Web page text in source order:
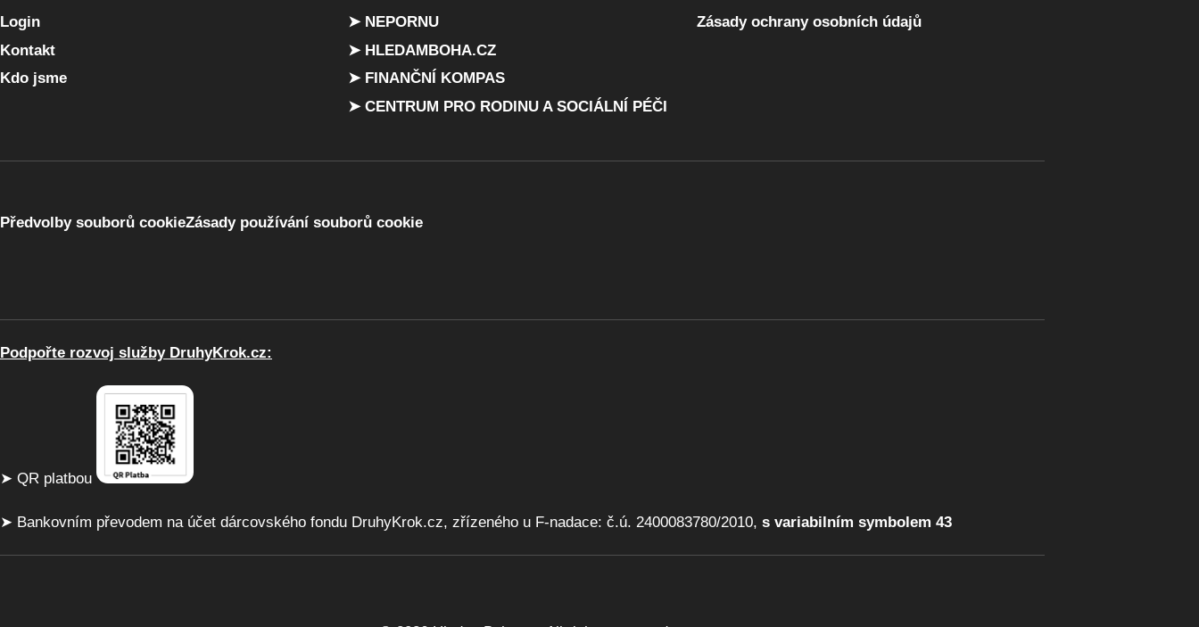
Login
Kontakt
Kdo jsme
➤ NEPORNU
➤ HLEDAMBOHA.CZ
➤ FINANČNÍ KOMPAS
➤ CENTRUM PRO RODINU A SOCIÁLNÍ PÉČI
Zásady ochrany osobních údajů
Předvolby souborů cookieZásady používání souborů cookie
Podpořte rozvoj služby DruhyKrok.cz:
➤ QR platbou
➤ Bankovním převodem na účet dárcovského fondu DruhyKrok.cz, zřízeného u F-nadace: č.ú. 2400083780/2010, s variabilním symbolem 43